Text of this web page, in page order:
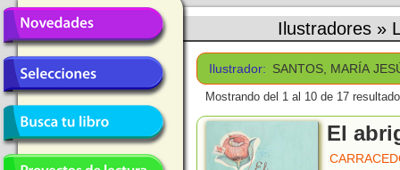
Ilustradores »
Ilustrador: SANTOS, MARÍA
Mostrando del 1 al 10 de 17
El